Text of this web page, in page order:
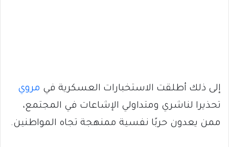
إلى ذلك أطلقت الاستخبارات العسكرية في مروي
تحذيرا لناشري ومتداولي الإشاعات في المجتمع،
ممن يعدون حربًا نفسية ممنهجة تجاه المواطنين.